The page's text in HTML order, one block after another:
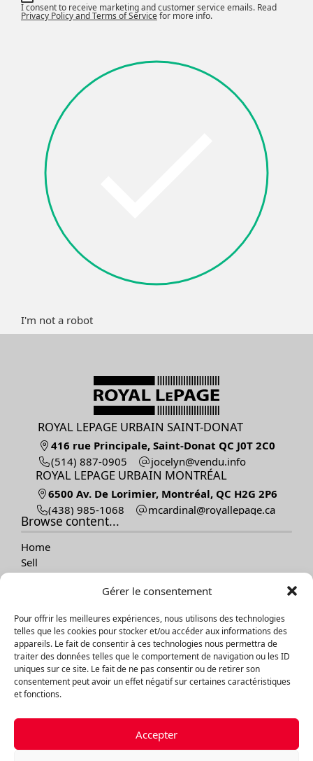
Gérer le consentement
Pour offrir les meilleures expériences, nous utilisons des technologies
telles que les cookies pour stocker et/ou accéder aux informations des
appareils. Le fait de consentir à ces technologies nous permettra de
traiter des données telles que le comportement de navigation ou les ID
uniques sur ce site. Le fait de ne pas consentir ou de retirer son
consentement peut avoir un effet négatif sur certaines caractéristiques
et fonctions.
Accepter
I consent to receive marketing and customer service emails. Read
Privacy Policy and Terms of Servicefor more info.
I'm not a robot
ROYAL LEPAGE URBAIN SAINT-DONAT
416 rue Principale, Saint-Donat QC J0T 2C0
(514) 887-0905
ofni.udnev@nylecoj
ROYAL LEPAGE URBAIN MONTRÉAL
6500 Av. De Lorimier, Montréal, QC H2G 2P6
(438) 985-1068
ac.egapellayor@lanidracm
Browse content...
Home
Sell
Buy
Testimonials
Contact
Blog
Explore listings